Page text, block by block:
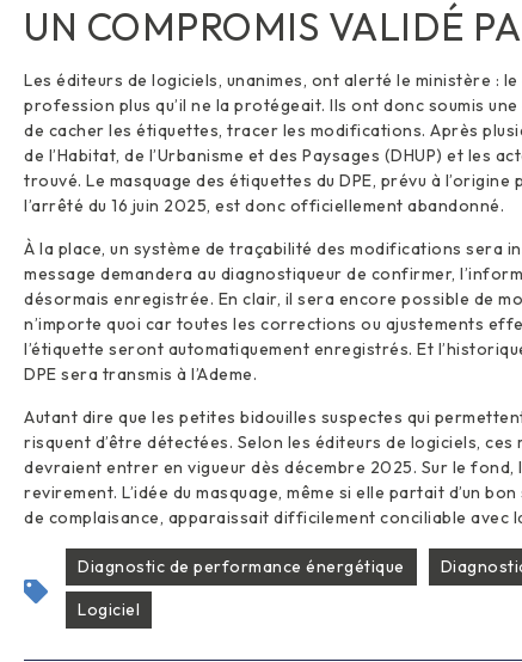
UN COMPROMIS VALIDÉ
Les éditeurs de logiciels, unanimes, ont alerté le ministère :
profession plus qu’il ne la protégeait. Ils ont donc soumis
de cacher les étiquettes, tracer les modifications. Après
de l’Habitat, de l’Urbanisme et des Paysages (DHUP) et les
trouvé. Le masquage des étiquettes du DPE, prévu à l’origine
l’arrêté du 16 juin 2025, est donc officiellement abandonné.
À la place, un système de traçabilité des modifications sera
message demandera au diagnostiqueur de confirmer,
désormais enregistrée. En clair, il sera encore possible de
n’importe quoi car toutes les corrections ou ajustements
l’étiquette seront automatiquement enregistrés. Et
DPE sera transmis à l’Ademe.
Autant dire que les petites bidouilles suspectes qui
risquent d’être détectées. Selon les éditeurs de logiciels,
devraient entrer en vigueur dès décembre 2025. Sur le
revirement. L’idée du masquage, même si elle partait d’un
de complaisance, apparaissait difficilement conciliable avec
Diagnostic de performance énergétique
Logiciel